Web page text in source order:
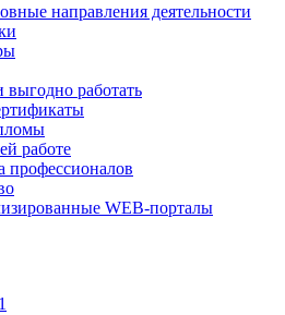
направления деятельности
работать
работе
профессионалов
WEB-порталы